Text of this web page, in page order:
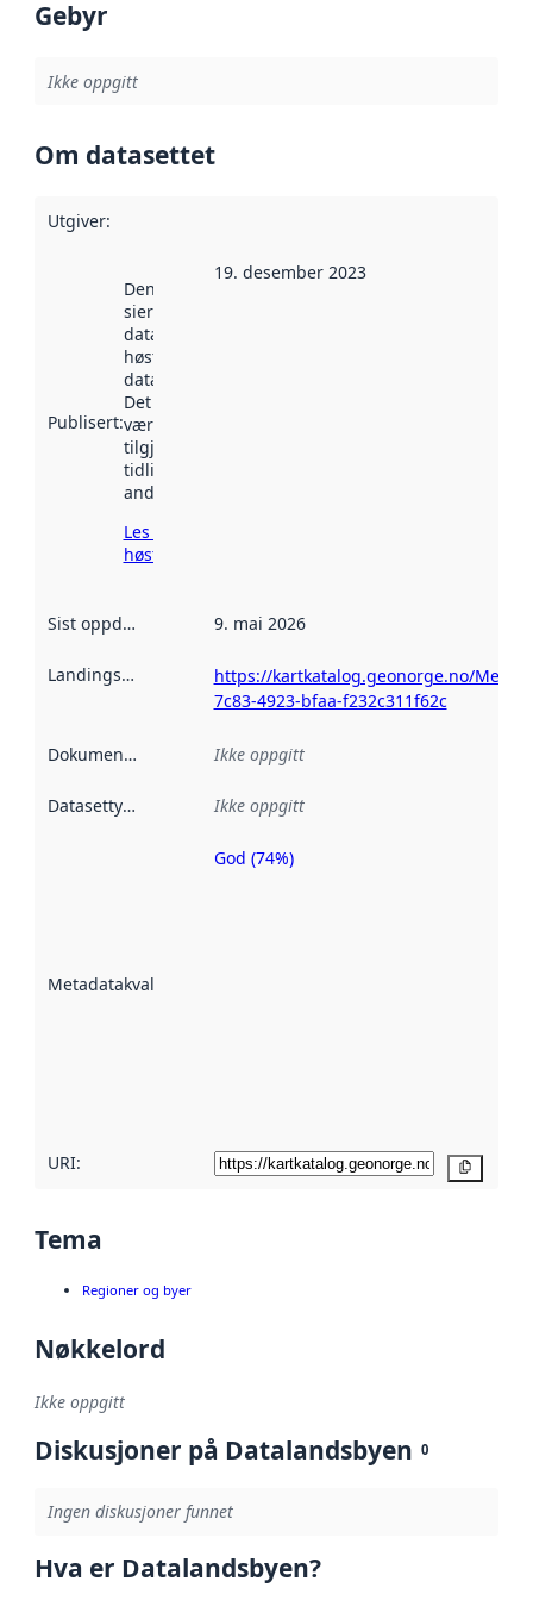
Gebyr
Ikke oppgitt
Om datasettet
Utgiver:
Publisert:
Denne datoen
sier når
datasettet ble
høstet av
data.norge.no.
Det kan ha
vært
tilgjengelig
tidligere
andre steder.
Les mer om
høsting her
19. desember 2023
Sist oppdatert 9. mai 2026
Landingsside
https://kartkatalog.geonorge.no/
7c83-4923-bfaa-f232c311f62c
Dokumentasjon Ikke oppgitt
Datasettype Ikke oppgitt
Metadatakvalitet
Metadatakvalitet
God (74%)
URI:
Tema
Regioner og byer
Nøkkelord
Ikke oppgitt
Diskusjoner på Datalandsbyen 0
Ingen diskusjoner funnet
Hva er Datalandsbyen?